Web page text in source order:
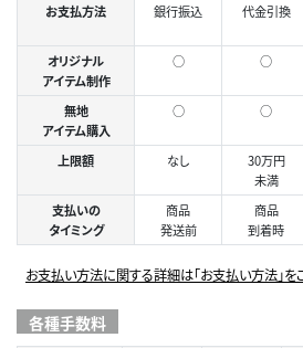
お支払方法 銀行振込 代金引換
オリジナル
アイテム制作
○ ○
無地
アイテム購入
○ ○
上限額 なし
30万円
未満
支払いの
タイミング
商品
発送前
商品
到着時
お支払い方法に関する詳細は「お支払い方法」を
各種手数料